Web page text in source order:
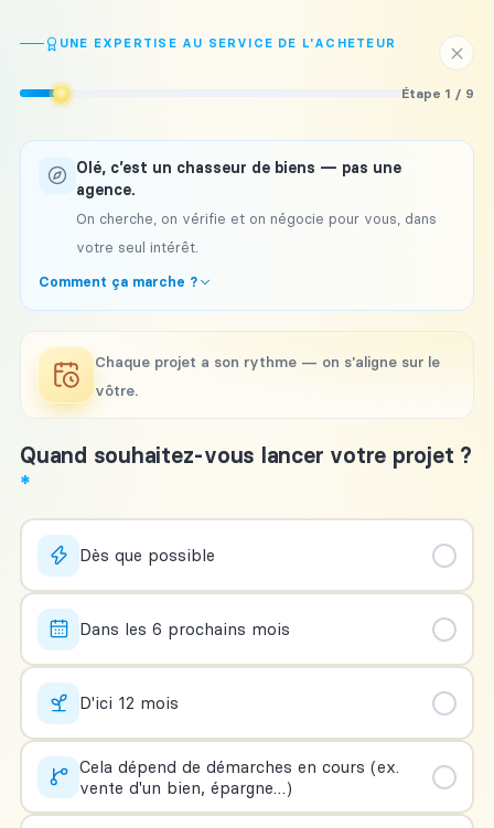
au
UNE EXPERTISE AU SERVICE DE L'ACHETEUR
Étape 1 / 9
Olé, c’est un chasseur de biens — pas une
agence.
On cherche, on vérifie et on négocie pour vous, dans
votre seul intérêt.
Comment ça marche ?
Chaque projet a son rythme — on s'aligne sur le
vôtre.
Quand souhaitez-vous lancer votre projet ?
*
Dès que possible
Dans les 6 prochains mois
D'ici 12 mois
Cela dépend de démarches en cours (ex.
vente d'un bien, épargne…)